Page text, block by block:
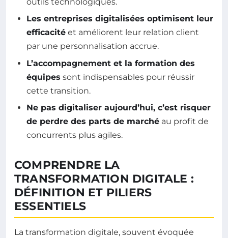
Les entreprises digitalisées optimisent leur
efficacité et améliorent leur relation client
par une personnalisation accrue.
L’accompagnement et la formation des
équipes sont indispensables pour réussir
cette transition.
Ne pas digitaliser aujourd’hui, c’est risquer
de perdre des parts de marché au profit de
concurrents plus agiles.
COMPRENDRE LA
TRANSFORMATION DIGITALE :
DÉFINITION ET PILIERS
ESSENTIELS
La transformation digitale, souvent évoquée